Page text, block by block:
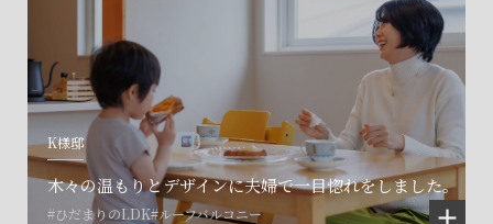
K様邸
木々の温もりとデザインに夫婦で一目惚れをしました。
#ひだまりのLDK#ルーフバルコニー